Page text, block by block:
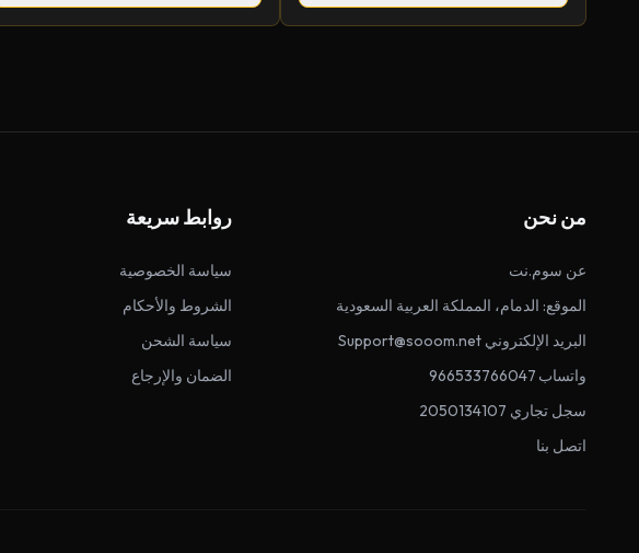
من نحن
عن سوم.نت
الموقع: الدمام، المملكة العربية السعودية
البريد الإلكتروني Support@sooom.net
واتساب 966533766047
سجل تجاري 2050134107
اتصل بنا
روابط سريعة
سياسة الخصوصية
الشروط والأحكام
سياسة الشحن
الضمان والإرجاع